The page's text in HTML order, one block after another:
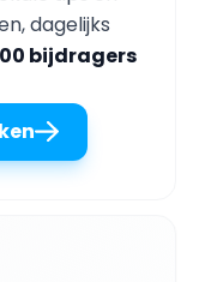
dagelijks
bijdragers